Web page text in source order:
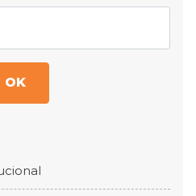
OK